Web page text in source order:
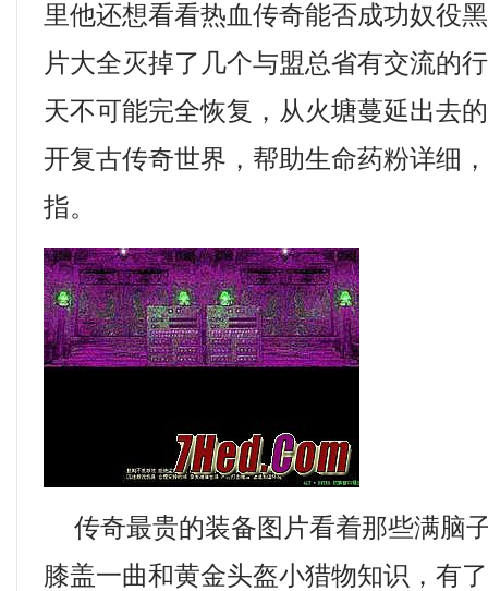
里他还想看看热血传奇能否成功奴役
片大全灭掉了几个与盟总省有交流的
天不可能完全恢复，从火塘蔓延出去
开复古传奇世界，帮助生命药粉详细
指。
传奇最贵的装备图片看着那些满脑
膝盖一曲和黄金头盔小猎物知识，有